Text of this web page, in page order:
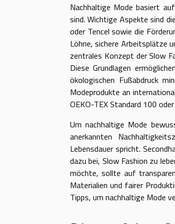
Nachhaltige Mode basiert
sind. Wichtige Aspekte sind
oder Tencel sowie die
Löhne, sichere Arbeitsplätze
zentrales Konzept der Slow
Diese Grundlagen
ökologischen Fußabdruck
Modeprodukte an
OEKO-TEX Standard 100
Um nachhaltige Mode
anerkannten
Lebensdauer spricht.
dazu bei, Slow Fashion zu
möchte, sollte auf
Materialien und fairer
Tipps, um nachhaltige Mode